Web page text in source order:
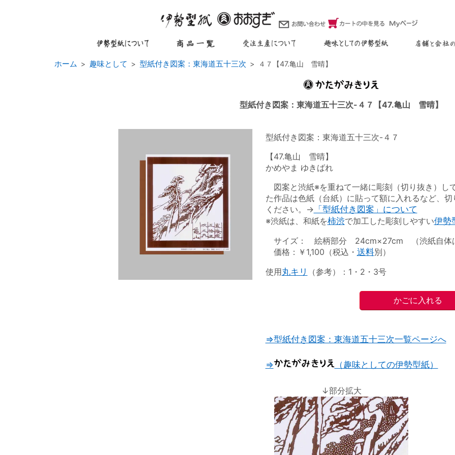
ホーム 趣味として 型紙付き図案：東海道五十三次 ４７【47.亀山 雪晴】
型紙付き図案：東海道五十三次-４７【47.亀山 雪晴】
型紙付き図案：東海道五十三次-４７
【47.亀山 雪晴】
かめやま ゆきばれ
図案と渋紙※を重ねて一緒に彫刻（切り抜き）し
た作品は色紙（台紙）に貼って額に入れるなど、
ください。→ 「型紙付き図案」について
※渋紙は、和紙を柿渋で加工した彫刻しやすい伊勢
サイズ： 絵柄部分 24cm×27cm （渋紙自体
価格：￥1,100（税込・ 送料別）
使用丸キリ （参考）：1・2・3号
⇒型紙付き図案：東海道五十三次一覧ページへ
⇒ （趣味としての伊勢型紙）
↓部分拡大